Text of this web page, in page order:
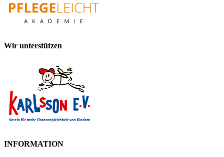
Wir unterstützen
INFORMATION